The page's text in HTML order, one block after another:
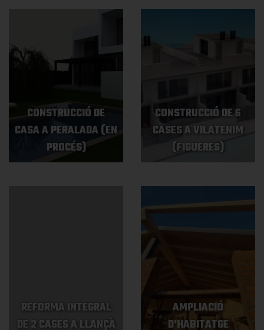
CONSTRUCCIÓ DE
CASA A PERALADA (EN
PROCÉS)
CONSTRUCCIÓ DE 6
CASES A VILATENIM
(FIGUERES)
REFORMA INTEGRAL
DE 2 CASES A LLANÇÀ
AMPLIACIÓ
D'HABITATGE